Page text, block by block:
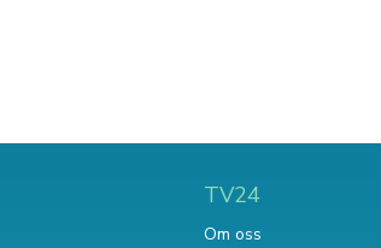
TV24
Om oss